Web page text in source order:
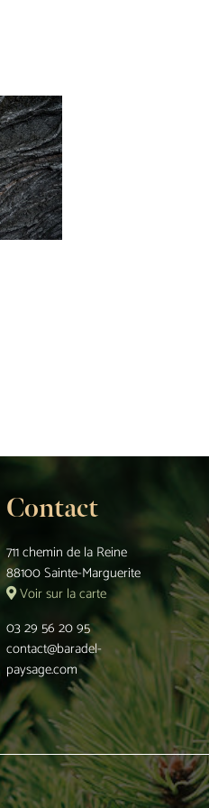
Contact
711 chemin de la Reine
88100 Sainte-Marguerite
Voir sur la carte
03 29 56 20 95
contact@baradel-
paysage.com